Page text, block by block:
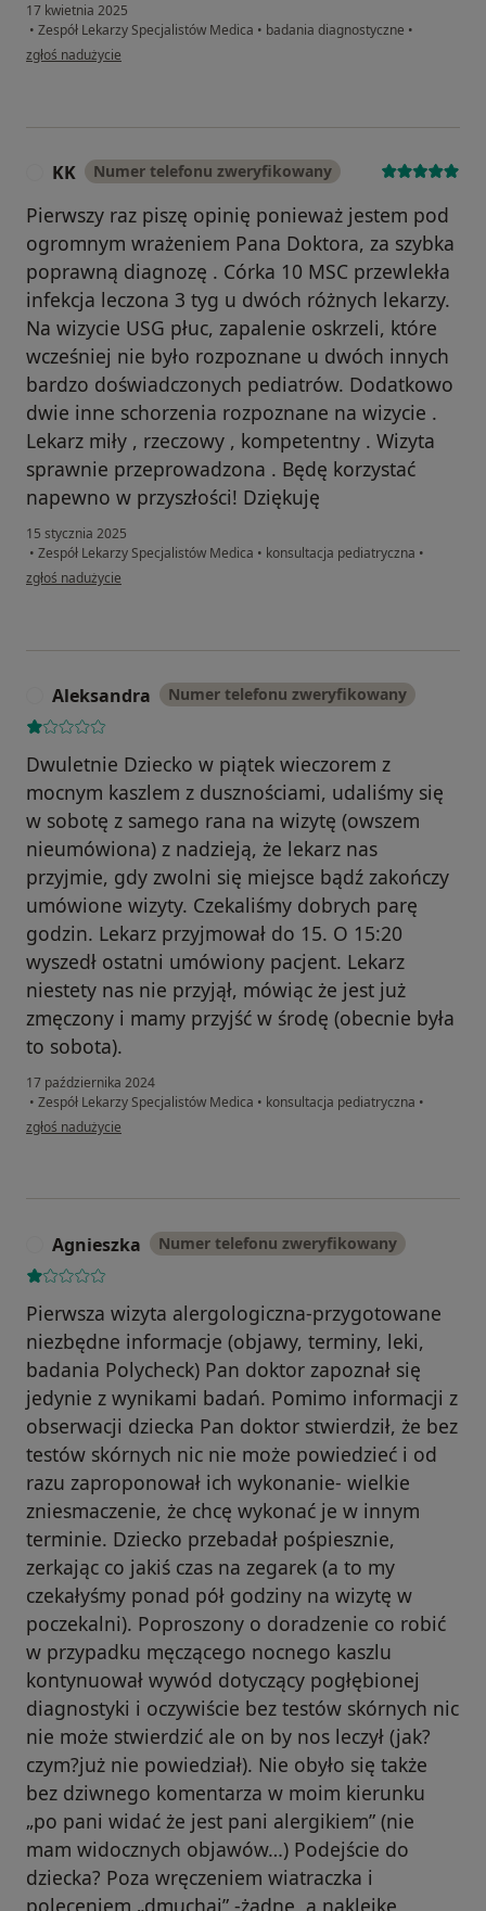
17 kwietnia 2025
• Zespół Lekarzy Specjalistów Medica • badania diagnostyczne •
w opinii użytkownika Kamil
zgłoś nadużycie
KK Numer telefonu zweryfikowany
Pierwszy raz piszę opinię ponieważ jestem pod
ogromnym wrażeniem Pana Doktora, za szybka
poprawną diagnozę . Córka 10 MSC przewlekła
infekcja leczona 3 tyg u dwóch różnych lekarzy.
Na wizycie USG płuc, zapalenie oskrzeli, które
wcześniej nie było rozpoznane u dwóch innych
bardzo doświadczonych pediatrów. Dodatkowo
dwie inne schorzenia rozpoznane na wizycie .
Lekarz miły , rzeczowy , kompetentny . Wizyta
sprawnie przeprowadzona . Będę korzystać
napewno w przyszłości! Dziękuję
15 stycznia 2025
• Zespół Lekarzy Specjalistów Medica • konsultacja pediatryczna •
w opinii użytkownika KK
zgłoś nadużycie
Aleksandra Numer telefonu zweryfikowany
Dwuletnie Dziecko w piątek wieczorem z
mocnym kaszlem z dusznościami, udaliśmy się
w sobotę z samego rana na wizytę (owszem
nieumówiona) z nadzieją, że lekarz nas
przyjmie, gdy zwolni się miejsce bądź zakończy
umówione wizyty. Czekaliśmy dobrych parę
godzin. Lekarz przyjmował do 15. O 15:20
wyszedł ostatni umówiony pacjent. Lekarz
niestety nas nie przyjął, mówiąc że jest już
zmęczony i mamy przyjść w środę (obecnie była
to sobota).
17 października 2024
• Zespół Lekarzy Specjalistów Medica • konsultacja pediatryczna •
w opinii użytkownika Aleksandra
zgłoś nadużycie
Agnieszka Numer telefonu zweryfikowany
Pierwsza wizyta alergologiczna-przygotowane
niezbędne informacje (objawy, terminy, leki,
badania Polycheck) Pan doktor zapoznał się
jedynie z wynikami badań. Pomimo informacji z
obserwacji dziecka Pan doktor stwierdził, że bez
testów skórnych nic nie może powiedzieć i od
razu zaproponował ich wykonanie- wielkie
zniesmaczenie, że chcę wykonać je w innym
terminie. Dziecko przebadał pośpiesznie,
zerkając co jakiś czas na zegarek (a to my
czekałyśmy ponad pół godziny na wizytę w
poczekalni). Poproszony o doradzenie co robić
w przypadku męczącego nocnego kaszlu
kontynuował wywód dotyczący pogłębionej
diagnostyki i oczywiście bez testów skórnych nic
nie może stwierdzić ale on by nos leczył (jak?
czym?już nie powiedział). Nie obyło się także
bez dziwnego komentarza w moim kierunku
„po pani widać że jest pani alergikiem” (nie
mam widocznych objawów…) Podejście do
dziecka? Poza wręczeniem wiatraczka i
poleceniem „dmuchaj” -żadne, a naklejkę